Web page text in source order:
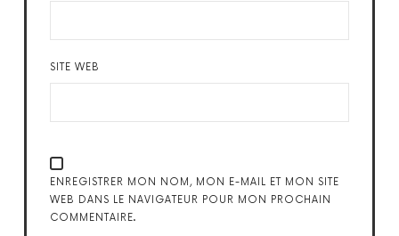
SITE WEB
ENREGISTRER MON NOM, MON E-MAIL ET MON SITE
WEB DANS LE NAVIGATEUR POUR MON PROCHAIN
COMMENTAIRE.